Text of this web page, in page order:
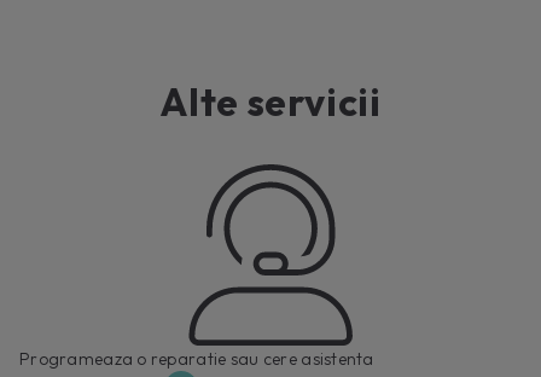
Alte servicii
Programeaza o reparatie sau cere asistenta